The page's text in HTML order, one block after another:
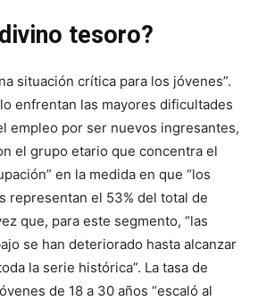
tesoro?
situación crítica para los jóvenes”.
enfrentan las mayores dificultades
empleo por ser nuevos ingresantes,
el grupo etario que concentra el
en la medida en que “los
representan el 53% del total de
que, para este segmento, “las
se han deteriorado hasta alcanzar
la serie histórica”. La tasa de
de 18 a 30 años “escaló al